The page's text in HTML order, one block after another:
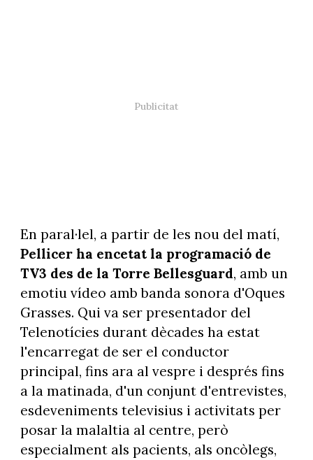
En paral·lel, a partir de les nou del matí,
Pellicer ha encetat la programació de
TV3 des de la Torre Bellesguard, amb un
emotiu vídeo amb banda sonora d'Oques
Grasses. Qui va ser presentador del
Telenotícies durant dècades ha estat
l'encarregat de ser el conductor
principal, fins ara al vespre i després fins
a la matinada, d'un conjunt d'entrevistes,
esdeveniments televisius i activitats per
posar la malaltia al centre, però
especialment als pacients, als oncòlegs,